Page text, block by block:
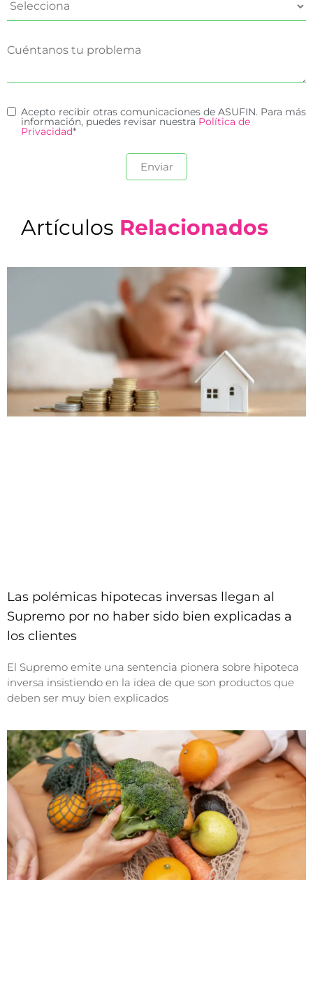
Acepto recibir otras comunicaciones de ASUFIN. Para más
información, puedes revisar nuestra Política de
Privacidad*
Artículos Relacionados
Las polémicas hipotecas inversas llegan al
Supremo por no haber sido bien explicadas a
los clientes
El Supremo emite una sentencia pionera sobre hipoteca
inversa insistiendo en la idea de que son productos que
deben ser muy bien explicados